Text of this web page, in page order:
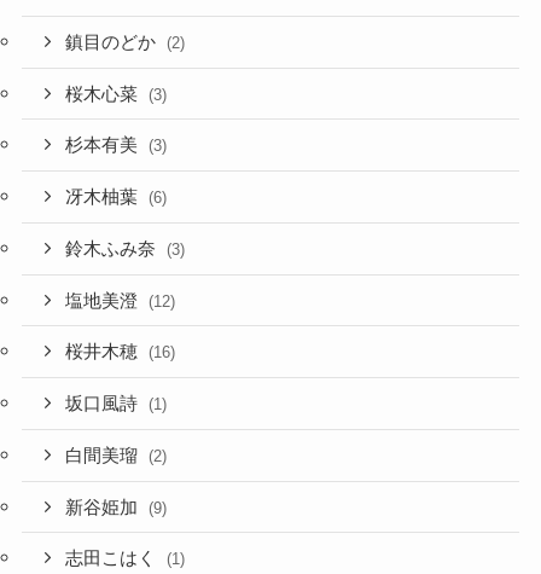
鎮目のどか (2)
桜木心菜 (3)
杉本有美 (3)
冴木柚葉 (6)
鈴木ふみ奈 (3)
塩地美澄 (12)
桜井木穂 (16)
坂口風詩 (1)
白間美瑠 (2)
新谷姫加 (9)
志田こはく (1)